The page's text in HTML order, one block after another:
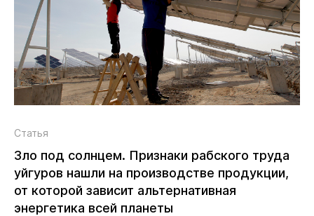
Статья
Зло под солнцем. Признаки рабского труда
уйгуров нашли на производстве продукции,
от которой зависит альтернативная
энергетика всей планеты